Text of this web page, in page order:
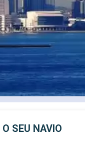
O SEU NAVIO